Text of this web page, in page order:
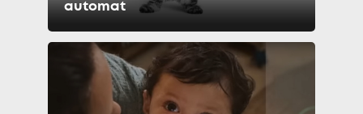
automat